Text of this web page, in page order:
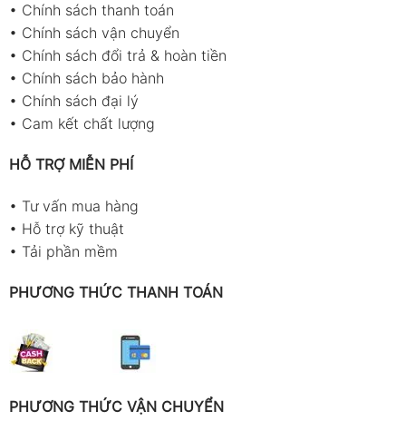
• Chính sách thanh toán
• Chính sách vận chuyển
• Chính sách đổi trả & hoàn tiền
• Chính sách bảo hành
• Chính sách đại lý
• Cam kết chất lượng
HỖ TRỢ MIỄN PHÍ
• Tư vấn mua hàng
• Hỗ trợ kỹ thuật
• Tải phần mềm
PHƯƠNG THỨC THANH TOÁN
PHƯƠNG THỨC VẬN CHUYỂN